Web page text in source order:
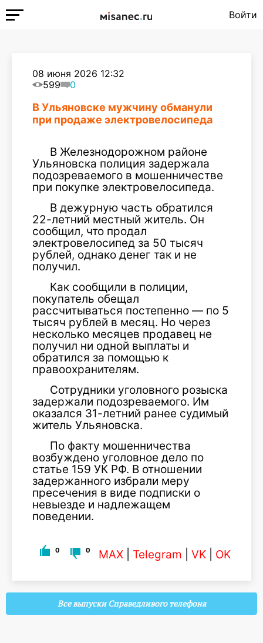
Войти
08 июня 2026 12:32
599
0
В Ульяновске мужчину обманули
при продаже электровелосипеда
В Железнодорожном районе
Ульяновска полиция задержала
подозреваемого в мошенничестве
при покупке электровелосипеда.
В дежурную часть обратился
22-летний местный житель. Он
сообщил, что продал
электровелосипед за 50 тысяч
рублей, однако денег так и не
получил.
Как сообщили в полиции,
покупатель обещал
рассчитываться постепенно — по 5
тысяч рублей в месяц. Но через
несколько месяцев продавец не
получил ни одной выплаты и
обратился за помощью к
правоохранителям.
Сотрудники уголовного розыска
задержали подозреваемого. Им
оказался 31-летний ранее судимый
житель Ульяновска.
По факту мошенничества
возбуждено уголовное дело по
статье 159 УК РФ. В отношении
задержанного избрали меру
пресечения в виде подписки о
невыезде и надлежащем
поведении.
0 0 MAX Telegram VK OK
Все выпуски Справедливого телефона